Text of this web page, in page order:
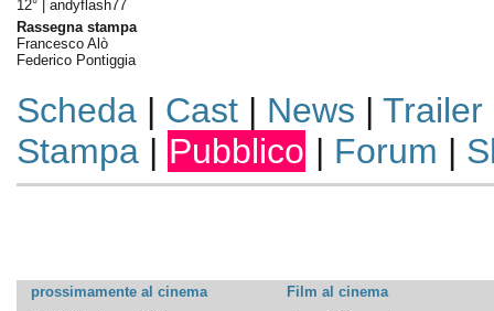
12° | andyflash77
Rassegna stampa
Francesco Alò
Federico Pontiggia
Scheda| Cast| News | Trailer
Stampa| Pubblico | Forum |
prossimamente al cinema
Film al cinema